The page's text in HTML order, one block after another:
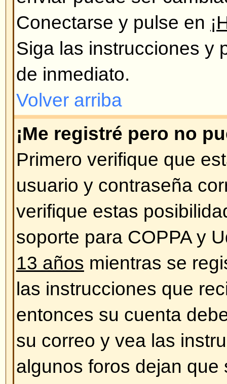
mensajes nuevos, puede que
registrándose de nuevo.
Volver arriba
¿Cómo cambio mi
Todos sus datos y
están archivados en nuestra
modificarlos pulse en el enlace
se encuentra en la parte de
Volver arriba
¡Los horarios son incorrectos!
Las horas son, casi siempre,
estar sucediendo es que esté
correspondientes a otra zona
caso, entre en su perfil y defina
Sydney, etc.) Cambiar la zona
mayoría de las configuraciones,